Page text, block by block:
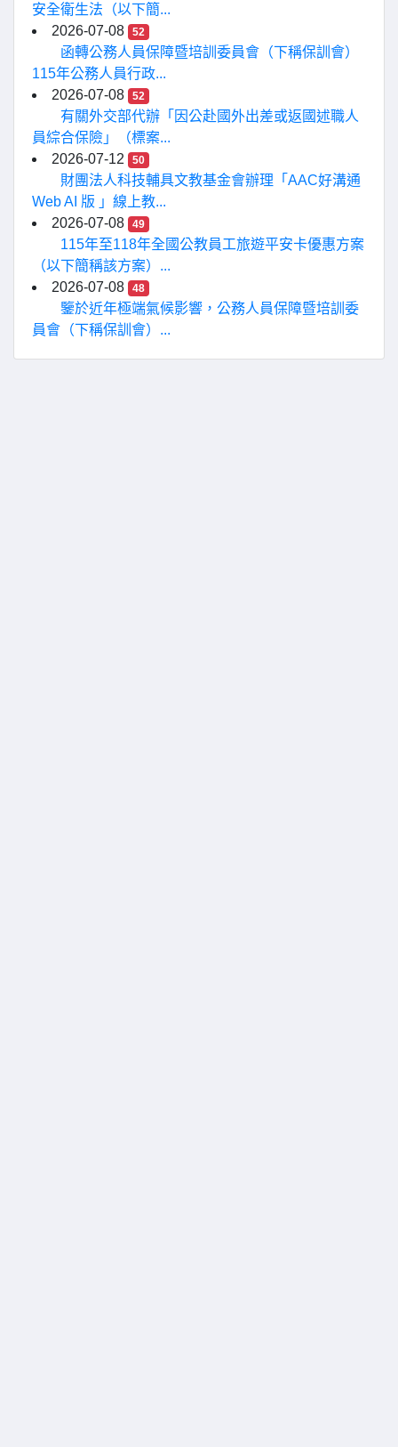
安全衛生法（以下簡...
2026-07-08
52
函轉公務人員保障暨培訓委員會（下稱保訓會）
115年公務人員行政...
2026-07-08
52
有關外交部代辦「因公赴國外出差或返國述職人
員綜合保險」（標案...
2026-07-12
50
財團法人科技輔具文教基金會辦理「AAC好溝通
Web AI 版 」線上教...
2026-07-08
49
115年至118年全國公教員工旅遊平安卡優惠方案
（以下簡稱該方案）...
2026-07-08
48
鑒於近年極端氣候影響，公務人員保障暨培訓委
員會（下稱保訓會）...